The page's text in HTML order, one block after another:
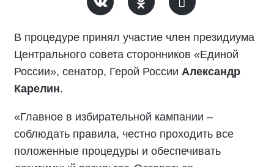
В процедуре принял участие член президиума
Центрального совета сторонников «Единой
России», сенатор, Герой России Александр
Карелин.
«Главное в избирательной кампании –
соблюдать правила, честно проходить все
положенные процедуры и обеспечивать